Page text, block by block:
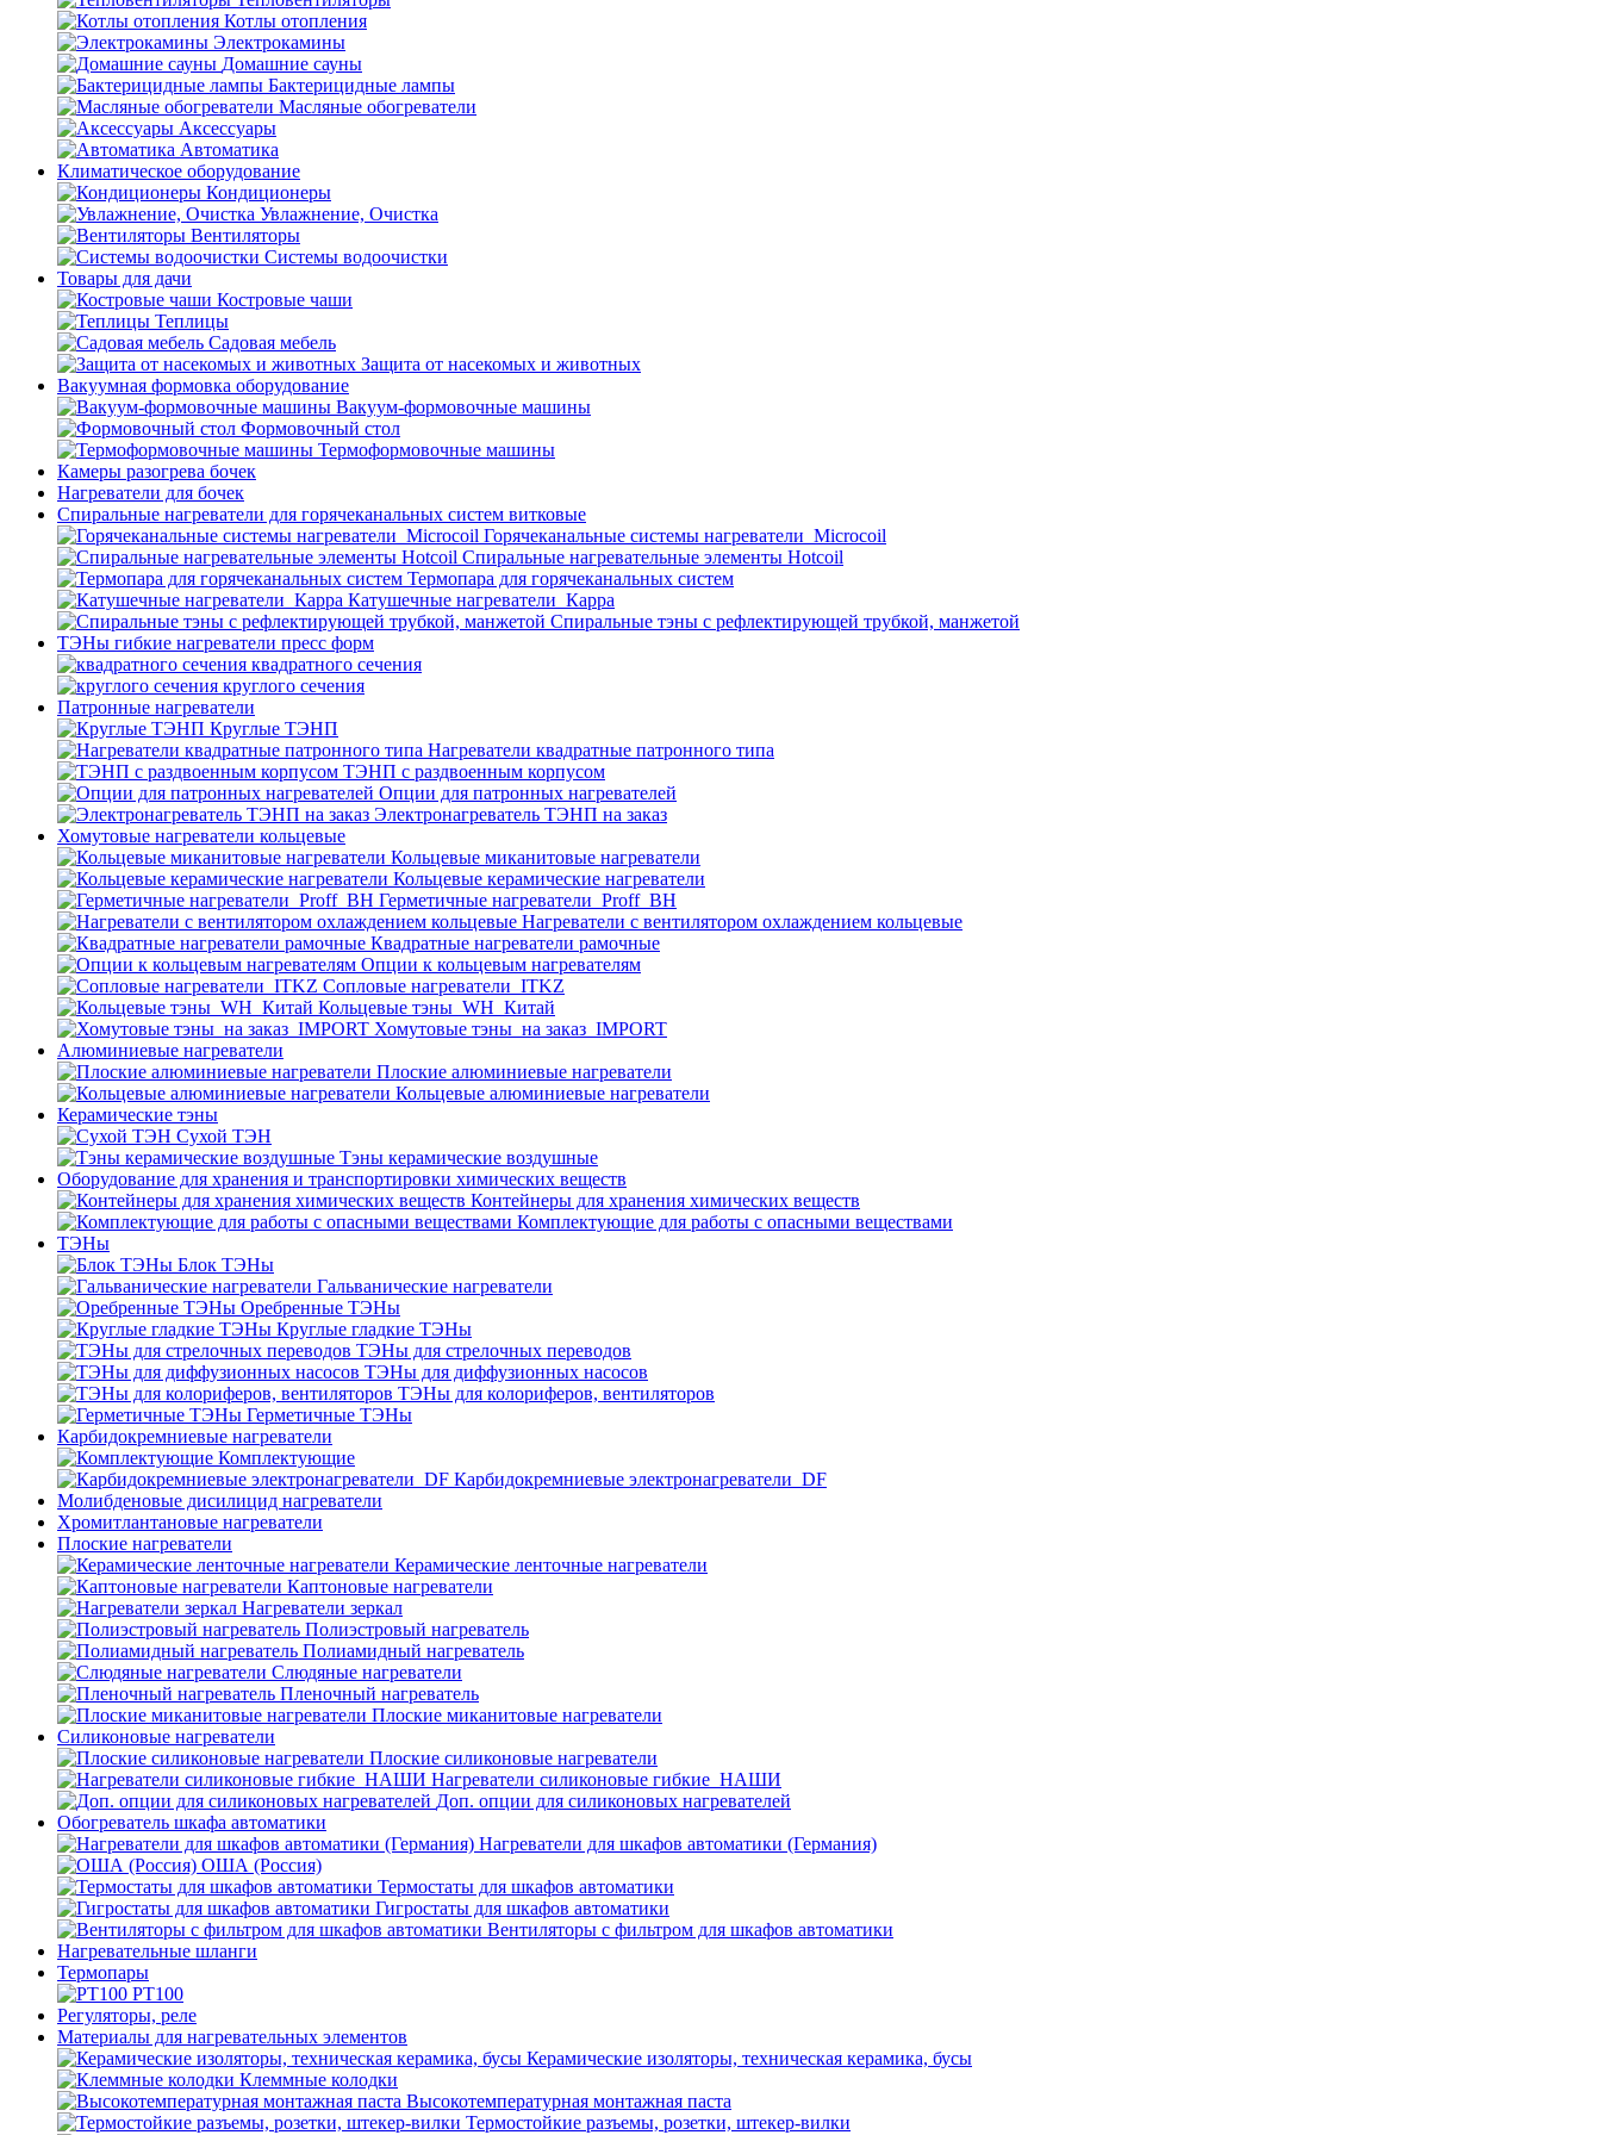
Котлы отопления
Электрокамины
Домашние сауны
Бактерицидные лампы
Масляные обогреватели
Аксессуары
Автоматика
Климатическое оборудование
Кондиционеры
Увлажнение, Очистка
Вентиляторы
Системы водоочистки
Товары для дачи
Костровые чаши
Теплицы
Садовая мебель
Защита от насекомых и животных
Вакуумная формовка оборудование
Вакуум-формовочные машины
Формовочный стол
Термоформовочные машины
Камеры разогрева бочек
Нагреватели для бочек
Спиральные нагреватели для горячеканальных систем витковые
Горячеканальные системы нагреватели_Microcoil
Спиральные нагревательные элементы Hotcoil
Термопара для горячеканальных систем
Катушечные нагреватели_Карра
Спиральные тэны с рефлектирующей трубкой, манжетой
ТЭНы гибкие нагреватели пресс форм
квадратного сечения
круглого сечения
Патронные нагреватели
Круглые ТЭНП
Нагреватели квадратные патронного типа
ТЭНП с раздвоенным корпусом
Опции для патронных нагревателей
Электронагреватель ТЭНП на заказ
Хомутовые нагреватели кольцевые
Кольцевые миканитовые нагреватели
Кольцевые керамические нагреватели
Герметичные нагреватели_Proff_BH
Нагреватели с вентилятором охлаждением кольцевые
Квадратные нагреватели рамочные
Опции к кольцевым нагревателям
Cопловые нагреватели_ITKZ
Кольцевые тэны_WH_Китай
Хомутовые тэны_на заказ_IMPORT
Алюминиевые нагреватели
Плоские алюминиевые нагреватели
Кольцевые алюминиевые нагреватели
Керамические тэны
Сухой ТЭН
Тэны керамические воздушные
Оборудование для хранения и транспортировки химических веществ
Контейнеры для хранения химических веществ
Комплектующие для работы с опасными веществами
ТЭНы
Блок ТЭНы
Гальванические нагреватели
Оребренные ТЭНы
Круглые гладкие ТЭНы
ТЭНы для стрелочных переводов
ТЭНы для диффузионных насосов
ТЭНы для колориферов, вентиляторов
Герметичные ТЭНы
Карбидокремниевые нагреватели
Комплектующие
Карбидокремниевые электронагреватели_DF
Молибденовые дисилицид нагреватели
Хромитлантановые нагреватели
Плоские нагреватели
Керамические ленточные нагреватели
Каптоновые нагреватели
Нагреватели зеркал
Полиэстровый нагреватель
Полиамидный нагреватель
Слюдяные нагреватели
Пленочный нагреватель
Плоские миканитовые нагреватели
Силиконовые нагреватели
Плоские силиконовые нагреватели
Нагреватели силиконовые гибкие_НАШИ
Доп. опции для силиконовых нагревателей
Обогреватель шкафа автоматики
Нагреватели для шкафов автоматики (Германия)
ОША (Россия)
Термостаты для шкафов автоматики
Гигростаты для шкафов автоматики
Вентиляторы с фильтром для шкафов автоматики
Нагревательные шланги
Термопары
PT100
Регуляторы, реле
Материалы для нагревательных элементов
Керамические изоляторы, техническая керамика, бусы
Клеммные колодки
Высокотемпературная монтажная паста
Термостойкие разъемы, розетки, штекер-вилки